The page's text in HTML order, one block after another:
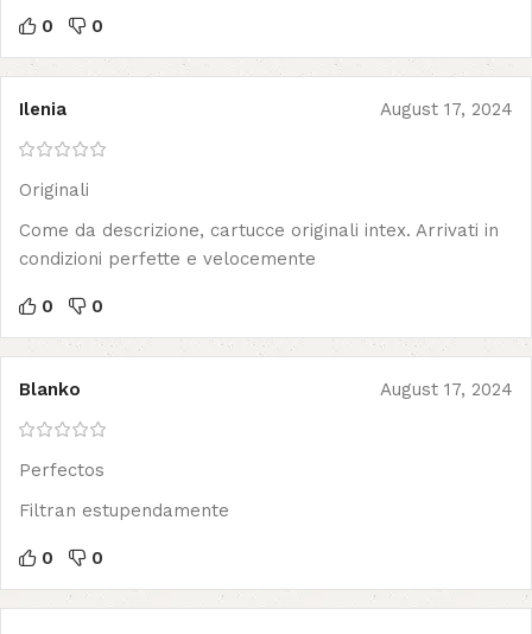
0 0
Ilenia August 17, 2024
Originali
Come da descrizione, cartucce originali intex. Arrivati in
condizioni perfette e velocemente
0 0
Blanko August 17, 2024
Perfectos
Filtran estupendamente
0 0